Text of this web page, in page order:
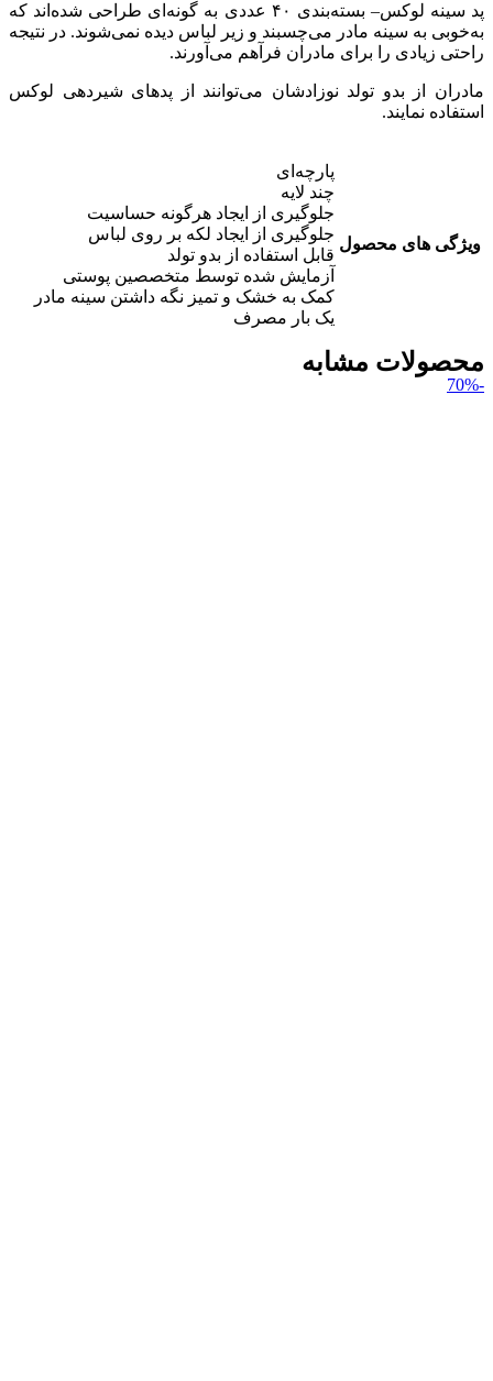
پد سینه لوکس– بسته‌بندی ۴۰ عددی به گونه‌ای طراحی شده‌اند که
به‌خوبی به سینه مادر می‌چسبند و زیر لباس دیده نمی‌شوند. در نتیجه
راحتی زیادی را برای مادران فرآهم می‌آورند.
مادران از بدو تولد نوزادشان می‌توانند از پدهای شیردهی لوکس
استفاده نمایند.
ویژگی های محصول
پارچه‌ای
چند لایه
جلوگیری از ایجاد هرگونه حساسیت
جلوگیری از ایجاد لکه بر روی لباس
قابل استفاده از بدو تولد
آزمایش شده توسط متخصصین پوستی
کمک به خشک و تمیز نگه داشتن سینه مادر
یک بار مصرف
محصولات مشابه
-70%